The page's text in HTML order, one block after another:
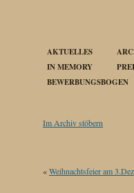
AKTUELLES
IN MEMORY
BEWERBUNGSBOGEN
Im Archiv stöbern
«Weihnachtsfeier am